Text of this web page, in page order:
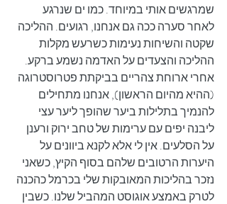
שמרגשים אותי במיוחד. כמו ים שנרגע
לאחר סערה ככה גם אנחנו, רגועים. ההליכה
שקטה והשיחות נעימות כשרעש מקלות
ההליכה והצעדים על האדמה נשמע ברקע.
אחרי ארוחת צהריים בביקתת פטרוסטרוגה
(ההיא מהיום הראשון), אנחנו מתחילים
להנמיך בתלילות ביער שהופך ליער עצי
ליבנה יפים עם ערימות של טחב ירוק ורענן
על הסלעים. אין לי אלא לקנא ביוונים על
היערות הרטובים שלהם בסוף הקיץ, כשאני
נזכר בהליכות המאובקות שלי בכרמל כהכנה
לטרק באמצע אוגוסט המהביל שלנו. כשבין